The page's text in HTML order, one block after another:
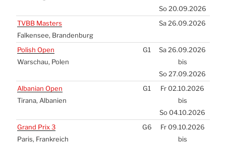
So 20.09.2026
TVBB Mas­ters
Fal­ken­see, Bran­den­burg
Sa 26.09.2026
Polish Open
War­schau, Polen
G1
Sa 26.09.2026
bis
So 27.09.2026
Alba­ni­an Open
Tira­na, Alba­ni­en
G1
Fr 02.10.2026
bis
So 04.10.2026
Grand Prix 3
Paris, Frank­reich
G6
Fr 09.10.2026
bis